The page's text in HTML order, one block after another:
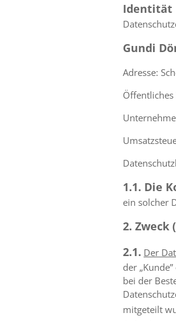
Identität
Gundi
Adresse:
1.1. Die
ein solcher
2. Zweck
2.1. Der
der
bei der
mitgeteilt